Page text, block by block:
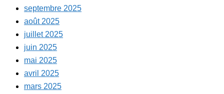
septembre 2025
août 2025
juillet 2025
juin 2025
mai 2025
avril 2025
mars 2025